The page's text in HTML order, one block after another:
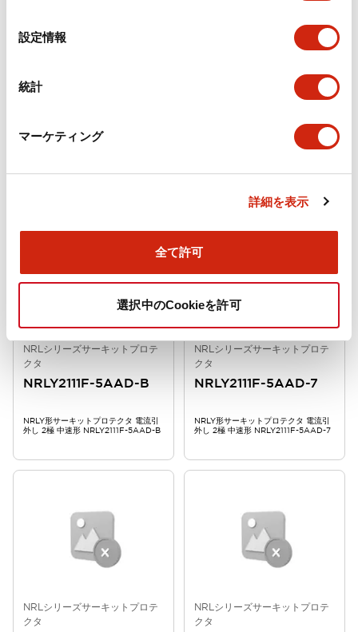
設定情報
統計
マーケティング
詳細を表示
全て許可
選択中のCookieを許可
NRLシリーズサーキットプロテ
外し 2極 高速形 NRLY2111F-5ABA-5
NRLシリーズサーキットプロテ
NRLY2111F-5ABA-1
外し 2極 高速形 NRLY2111F-5ABA-1
NRLシリーズサーキットプロテ
クタ
NRLY2111F-5AAD-B
NRLY形サーキットプロテクタ 電流引
外し 2極 中速形 NRLY2111F-5AAD-B
NRLシリーズサーキットプロテ
クタ
NRLY2111F-5AAD-7
NRLY形サーキットプロテクタ 電流引
外し 2極 中速形 NRLY2111F-5AAD-7
NRLシリーズサーキットプロテ
クタ
NRLシリーズサーキットプロテ
クタ